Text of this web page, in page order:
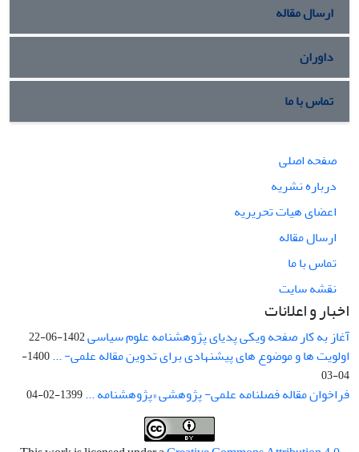
ارسال مقاله
داوران
تماس با ما
صفحه اصلی
درباره نشریه
اعضای هیات تحریریه
ارسال مقاله
تماس با ما
نقشه سایت
اخبار و اعلانات
آغاز به کار صفحه ویکی پدیای پژوهشنامه علوم سیاسی1402-06-22
اولویت ها و موضوع های پیشنهادی برای تدوین مقاله علمی- ...
1400-
04-03
فراخوان مقاله فصلنامه علمی- پژوهشی «پژوهشنامه ...1399-02-04